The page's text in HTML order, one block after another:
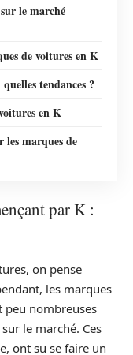
le marché
de voitures en K
tendances ?
en K
les marques de
par K :
on pense
les marques
peu nombreuses
le marché. Ces
ont su se faire un